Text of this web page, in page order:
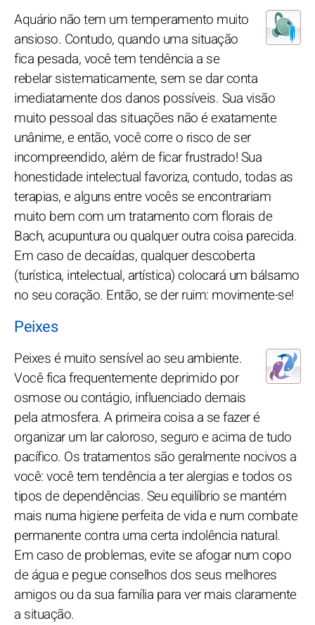
Aquário não tem um temperamento muito
ansioso. Contudo, quando uma situação
fica pesada, você tem tendência a se
rebelar sistematicamente, sem se dar conta
imediatamente dos danos possíveis. Sua visão
muito pessoal das situações não é exatamente
unânime, e então, você corre o risco de ser
incompreendido, além de ficar frustrado! Sua
honestidade intelectual favoriza, contudo, todas as
terapias, e alguns entre vocês se encontrariam
muito bem com um tratamento com florais de
Bach, acupuntura ou qualquer outra coisa parecida.
Em caso de decaídas, qualquer descoberta
(turística, intelectual, artística) colocará um bálsamo
no seu coração. Então, se der ruim: movimente-se!
Peixes
Peixes é muito sensível ao seu ambiente.
Você fica frequentemente deprimido por
osmose ou contágio, influenciado demais
pela atmosfera. A primeira coisa a se fazer é
organizar um lar caloroso, seguro e acima de tudo
pacífico. Os tratamentos são geralmente nocivos a
você: você tem tendência a ter alergias e todos os
tipos de dependências. Seu equilíbrio se mantém
mais numa higiene perfeita de vida e num combate
permanente contra uma certa indolência natural.
Em caso de problemas, evite se afogar num copo
de água e pegue conselhos dos seus melhores
amigos ou da sua família para ver mais claramente
a situação.